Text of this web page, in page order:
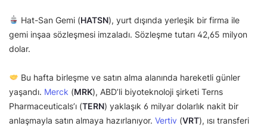
Hat-San Gemi (HATSN), yurt dışında yerleşik bir firma ile
gemi inşaa sözleşmesi imzaladı. Sözleşme tutarı 42,65 milyon
dolar.
Bu hafta birleşme ve satın alma alanında hareketli günler
yaşandı. Merck (MRK), ABD’li biyoteknoloji şirketi Terns
Pharmaceuticals’ı (TERN) yaklaşık 6 milyar dolarlık nakit bir
anlaşmayla satın almaya hazırlanıyor. Vertiv (VRT), ısı transferi